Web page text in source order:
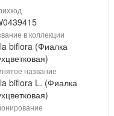
в коллекции
biflora (Фиалка
название
biflora L. (Фиалка